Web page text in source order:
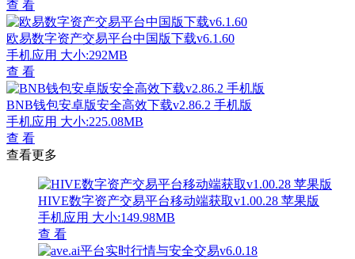
查 看
欧易数字资产交易平台中国版下载v6.1.60
手机应用 大小:292MB
查 看
BNB钱包安卓版安全高效下载v2.86.2 手机版
手机应用 大小:225.08MB
查 看
查看更多
HIVE数字资产交易平台移动端获取v1.00.28 苹果版
手机应用 大小:149.98MB
查 看